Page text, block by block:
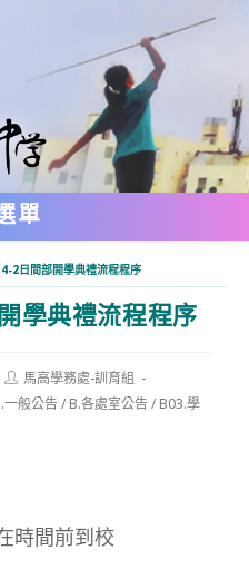
單
2日間部開學典禮流程程序
學典禮流程程序
Post
author:
馬高學務處-訓育組
一般公告/ B.各處室公告/ B03.學
時間前到校